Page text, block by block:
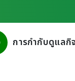
การกำกับดูแลกิ
ะศึกษา